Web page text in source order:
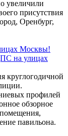
увеличили
присутствия
Оренбург,
на улицах
круглогодичной
профилей
обзорное
павильона.